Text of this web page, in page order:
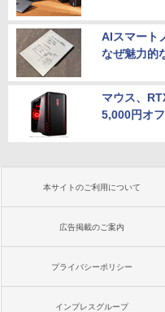
AIスマート
なぜ魅力的
マウス、
5,000円オ
本サイトのご利用について
広告掲載のご案内
プライバシーポリシー
インプレスグループ